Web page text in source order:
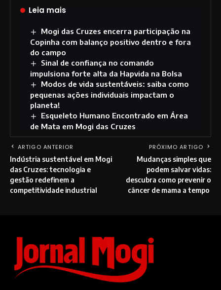
Leia mais
Mogi das Cruzes encerra participação na
Copinha com balanço positivo dentro e fora
do campo
Sinal de confiança no comando
impulsiona forte alta da Hapvida na Bolsa
Modos de vida sustentáveis: saiba como
pequenas ações individuais impactam o
planeta!
Esqueleto Humano Encontrado em Área
de Mata em Mogi das Cruzes
ARTIGO ANTERIOR
Indústria sustentável em Mogi
das Cruzes: tecnologia e
gestão redefinem a
competitividade industrial
PRÓXIMO ARTIGO
Mudanças simples que
podem salvar vidas:
descubra como prevenir o
câncer de mama a tempo